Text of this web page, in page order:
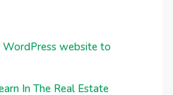
website to
In The Real Estate